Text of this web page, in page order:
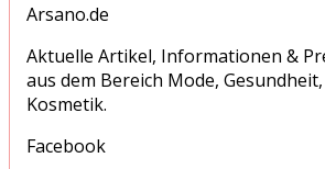
Arsano.de
Aktuelle Artikel, Informationen &
aus dem Bereich Mode,
Kosmetik.
Facebook